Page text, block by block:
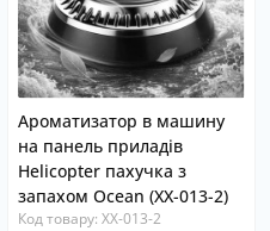
Ароматизатор в машину
на панель приладів
Helicopter пахучка з
запахом Ocean (XX-013-2)
Код товару: XX-013-2